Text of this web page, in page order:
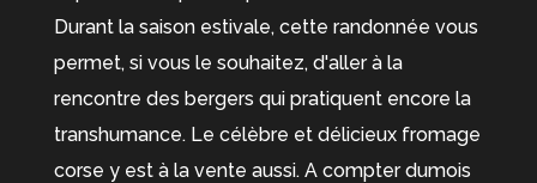
Durant la saison estivale, cette randonnée vous
permet, si vous le souhaitez, d'aller à la
rencontre des bergers qui pratiquent encore la
transhumance. Le célèbre et délicieux fromage
corse y est à la vente aussi. A compter dumois